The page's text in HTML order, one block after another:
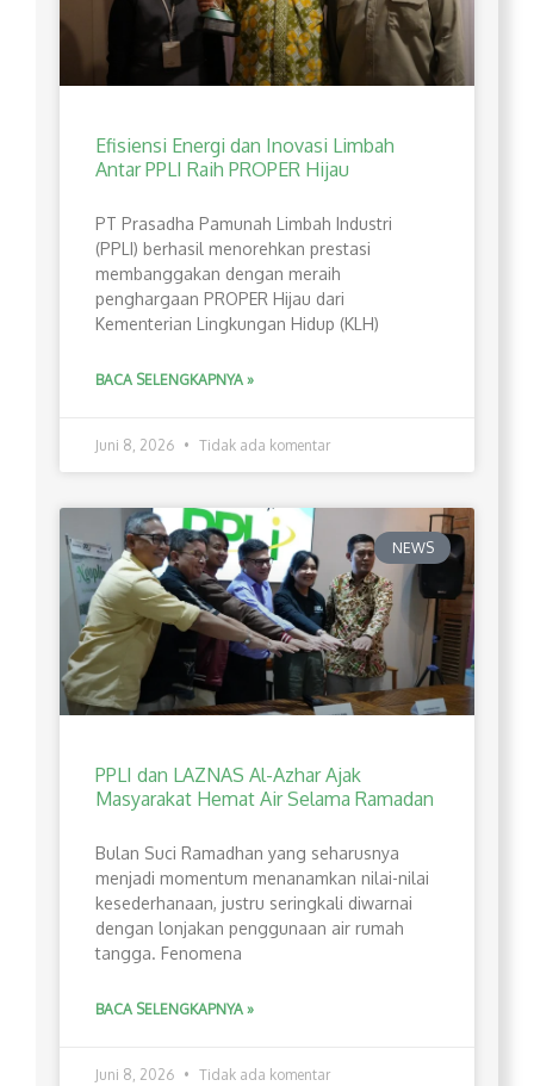
Efisiensi Energi dan Inovasi Limbah
Antar PPLI Raih PROPER Hijau
PT Prasadha Pamunah Limbah Industri
(PPLI) berhasil menorehkan prestasi
membanggakan dengan meraih
penghargaan PROPER Hijau dari
Kementerian Lingkungan Hidup (KLH)
BACA SELENGKAPNYA »
Juni 8, 2026 Tidak ada komentar
NEWS
PPLI dan LAZNAS Al-Azhar Ajak
Masyarakat Hemat Air Selama Ramadan
Bulan Suci Ramadhan yang seharusnya
menjadi momentum menanamkan nilai-nilai
kesederhanaan, justru seringkali diwarnai
dengan lonjakan penggunaan air rumah
tangga. Fenomena
BACA SELENGKAPNYA »
Juni 8, 2026 Tidak ada komentar